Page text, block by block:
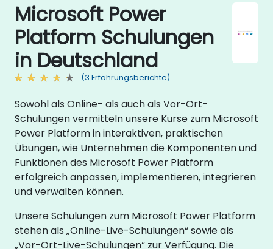
Microsoft Power
Platform Schulungen
in Deutschland
(3 Erfahrungsberichte)
Sowohl als Online- als auch als Vor-Ort-
Schulungen vermitteln unsere Kurse zum Microsoft
Power Platform in interaktiven, praktischen
Übungen, wie Unternehmen die Komponenten und
Funktionen des Microsoft Power Platform
erfolgreich anpassen, implementieren, integrieren
und verwalten können.
Unsere Schulungen zum Microsoft Power Platform
stehen als „Online-Live-Schulungen“ sowie als
„Vor-Ort-Live-Schulungen“ zur Verfügung. Die